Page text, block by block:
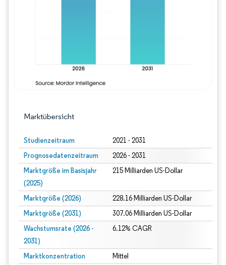
Marktübersicht
Studienzeitraum 2021 - 2031
Prognosedatenzeitraum 2026 - 2031
Marktgröße im Basisjahr
(2025)
215 Milliarden US-Dollar
Marktgröße (2026) 228.16 Milliarden US-Dollar
Marktgröße (2031) 307.06 Milliarden US-Dollar
Wachstumsrate (2026 -
2031)
6.12% CAGR
Marktkonzentration Mittel